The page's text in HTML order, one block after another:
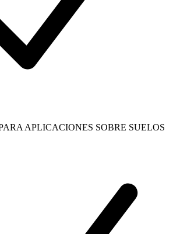
APLICACIONES SOBRE SUELOS